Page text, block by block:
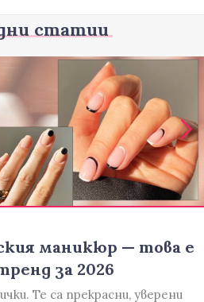
статии
маникюр — това е
за 2026
Те са прекрасни, уверени